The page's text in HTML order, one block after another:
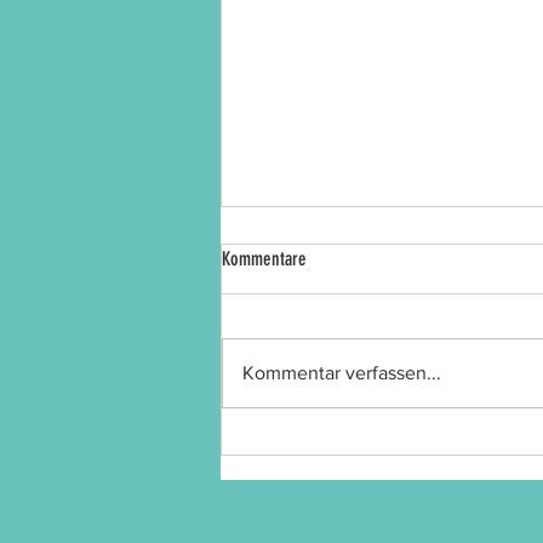
Kommentare
Kommentar verfassen...